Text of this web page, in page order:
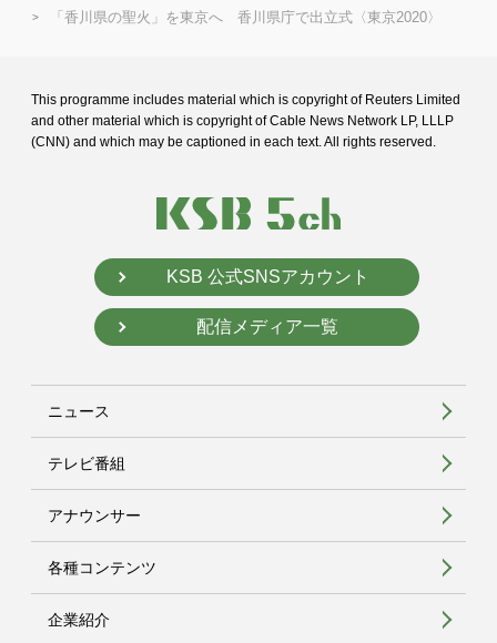
「香川県の聖火」を東京へ 香川県庁で出立式〈東京2020〉
This programme includes material which is copyright of Reuters Limited
and other material which is copyright of Cable News Network LP, LLLP
(CNN) and which may be captioned in each text. All rights reserved.
KSB 公式SNSアカウント
配信メディア一覧
ニュース
テレビ番組
アナウンサー
各種コンテンツ
企業紹介